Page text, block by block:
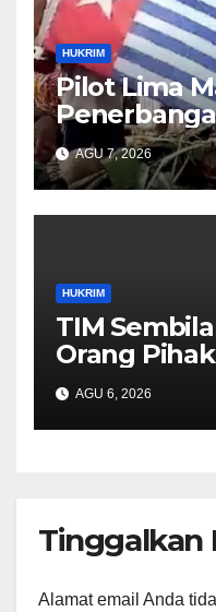
HUKRIM
Pilot Lima
Ditembak
AGU 7, 2026
HUKRIM
TIM
Orang
Perkara
AGU 6, 2026
Tinggalkan
Alamat email Anda